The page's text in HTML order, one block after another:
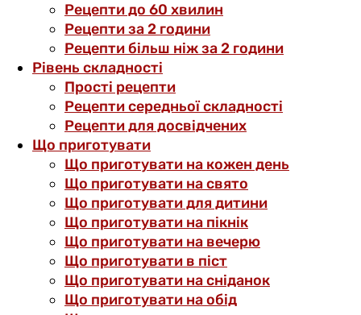
Рецепти до 60 хвилин
Рецепти за 2 години
Рецепти більш ніж за 2 години
Рівень складності
Прості рецепти
Рецепти середньої складності
Рецепти для досвідчених
Що приготувати
Що приготувати на кожен день
Що приготувати на свято
Що приготувати для дитини
Що приготувати на пікнік
Що приготувати на вечерю
Що приготувати в піст
Що приготувати на сніданок
Що приготувати на обід